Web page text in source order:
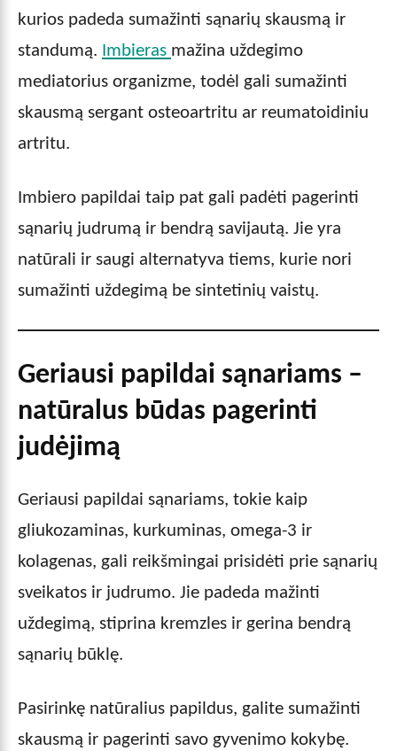
kurios padeda sumažinti sąnarių skausmą ir
standumą. Imbieras mažina uždegimo
mediatorius organizme, todėl gali sumažinti
skausmą sergant osteoartritu ar reumatoidiniu
artritu.
Imbiero papildai taip pat gali padėti pagerinti
sąnarių judrumą ir bendrą savijautą. Jie yra
natūrali ir saugi alternatyva tiems, kurie nori
sumažinti uždegimą be sintetinių vaistų.
Geriausi papildai sąnariams –
natūralus būdas pagerinti
judėjimą
Geriausi papildai sąnariams, tokie kaip
gliukozaminas, kurkuminas, omega-3 ir
kolagenas, gali reikšmingai prisidėti prie sąnarių
sveikatos ir judrumo. Jie padeda mažinti
uždegimą, stiprina kremzles ir gerina bendrą
sąnarių būklę.
Pasirinkę natūralius papildus, galite sumažinti
skausmą ir pagerinti savo gyvenimo kokybę.